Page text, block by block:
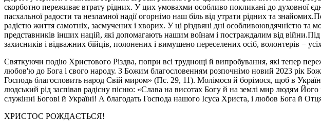
скорботно переживає втрату рідних. У цих умовахми особливо покликані до духовної
пасхальної радости та незламної надії огорнімо наш біль від утрати рідних та
радістю життя самотніх, засмучених і хворих. У ці різдвяні дні особливоювдячністю
представників інших націй, які допомагають нашим воїнам і постраждалим від
захисників і відважних бійців, полонених і вимушено переселених осіб, волонтерів −
Святкуючи подію Христового Різдва, попри всі труднощі й випробування, які тепер
любов'ю до Бога і свого народу. З Божим благословенням розпочнімо новий 2023 рік
Господь благословить народ Свій миром» (Пс. 29, 11). Молімося й борімося, щоб в
людський рід заспівав радісну пісню: «Слава на висотах Богу й на землі мир людям
служінні Богові й Україні! А благодать Господа нашого Ісуса Христа, і любов Бога й
ХРИСТОС РОЖДАЄТЬСЯ!